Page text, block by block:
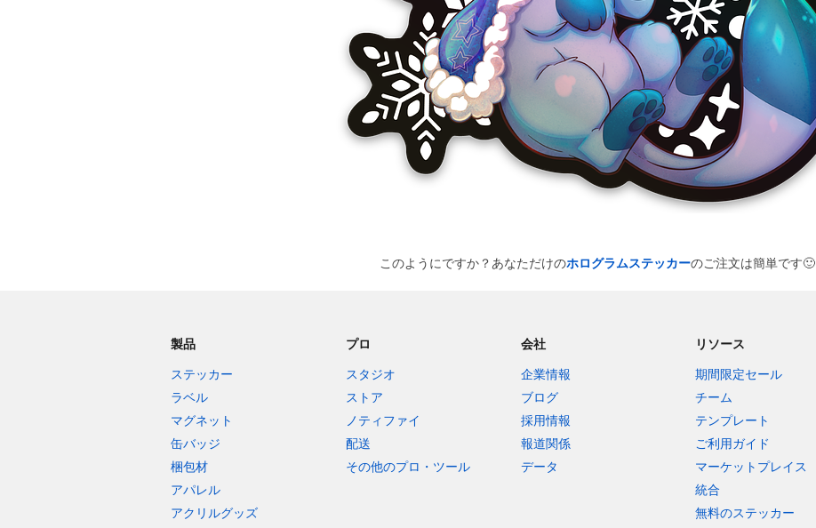
このようにですか？あなただけのホログラムステッカーのご注文は簡単です🙂
製品
ステッカー
ラベル
マグネット
缶バッジ
梱包材
アパレル
アクリルグッズ
プロ
スタジオ
ストア
ノティファイ
配送
その他のプロ・ツール
会社
企業情報
ブログ
採用情報
報道関係
データ
リソース
期間限定セール
チーム
テンプレート
ご利用ガイド
マーケットプレイス
統合
無料のステッカー